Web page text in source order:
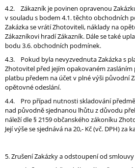
4.2. Zákazník je povinen opravenou
v souladu s bodem 4.1. těchto obchodních
Zakázka se vrátí Zhotoviteli, náklady na
Zákazníkovi hradí Zákazník. Dále se také
bodu 3.6. obchodních podmínek.
4.3. Pokud byla nevyzvednuta Zakázka s
Zhotovitel před jejím opakovaném zasláním
platbu předem na účet v plné výši původní
opětovné odeslání.
4.4. Pro případ nutnosti skladování
nad původně sjednanou lhůtu z důvodu
náleží dle § 2159 občanského zákoníku
Její výše se sjednává na 20,- Kč (vč. DPH) za
5. Zrušení Zakázky a odstoupení od smlouvy